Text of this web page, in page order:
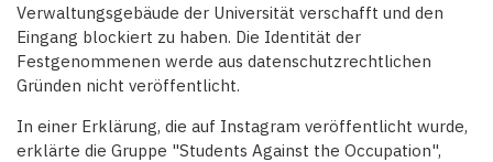
Verwaltungsgebäude der Universität verschafft und den
Eingang blockiert zu haben. Die Identität der
Festgenommenen werde aus datenschutzrechtlichen
Gründen nicht veröffentlicht.
In einer Erklärung, die auf Instagram veröffentlicht wurde,
erklärte die Gruppe "Students Against the Occupation",